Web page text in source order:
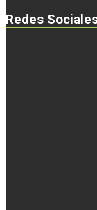
Redes